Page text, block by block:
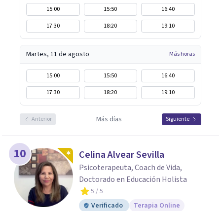
15:00 15:50
16:40
17:30
18:20 19:10
Martes, 11 de agosto Más horas
15:00 15:50
16:40
17:30
18:20 19:10
Anterior Más días Siguiente
10 Celina Alvear Sevilla
Psicoterapeuta, Coach de Vida,
Doctorado en Educación Holista
5 / 5
Verificado
Terapia Online